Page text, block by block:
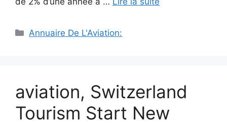
Catégories
Annuaire De L'Aviation:
aviation, Switzerland
Tourism Start New